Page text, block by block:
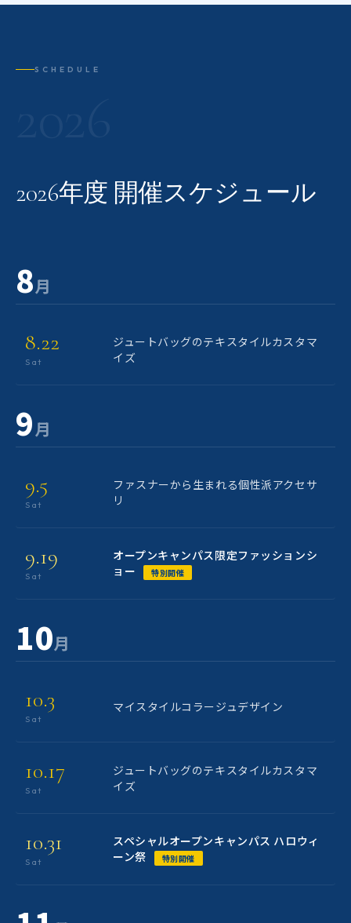
SCHEDULE
2026年度 開催スケジュール
8月
8.22
Sat
ジュートバッグのテキスタイルカスタマ
イズ
9月
9.5
Sat
ファスナーから生まれる個性派アクセサ
リ
9.19
Sat
オープンキャンパス限定ファッションシ
ョー
特別開催
10月
10.3
Sat
マイスタイルコラージュデザイン
10.17
Sat
ジュートバッグのテキスタイルカスタマ
イズ
10.31
Sat
スペシャルオープンキャンパス ハロウィ
ーン祭
特別開催